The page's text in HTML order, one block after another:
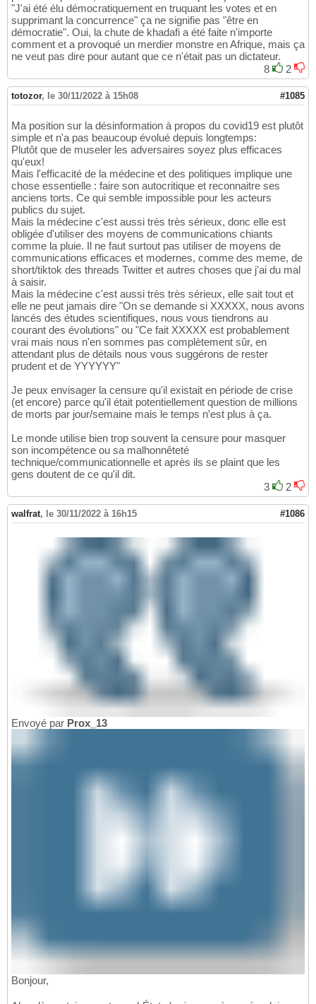
"J'ai été élu démocratiquement en truquant les votes et en
supprimant la concurrence" ça ne signifie pas "être en
démocratie". Oui, la chute de khadafi a été faite n'importe
comment et a provoqué un merdier monstre en Afrique, mais ça
ne veut pas dire pour autant que ce n'était pas un dictateur.
8
2
totozor, le 30/11/2022 à 15h08 #1085
Ma position sur la désinformation à propos du covid19 est plutôt
simple et n'a pas beaucoup évolué depuis longtemps:
Plutôt que de museler les adversaires soyez plus efficaces
qu'eux!
Mais l'efficacité de la médecine et des politiques implique une
chose essentielle : faire son autocritique et reconnaitre ses
anciens torts. Ce qui semble impossible pour les acteurs
publics du sujet.
Mais la médecine c'est aussi très très sérieux, donc elle est
obligée d'utiliser des moyens de communications chiants
comme la pluie. Il ne faut surtout pas utiliser de moyens de
communications efficaces et modernes, comme des meme, de
short/tiktok des threads Twitter et autres choses que j'ai du mal
à saisir.
Mais la médecine c'est aussi très très sérieux, elle sait tout et
elle ne peut jamais dire "On se demande si XXXXX, nous avons
lancés des études scientifiques, nous vous tiendrons au
courant des évolutions" ou "Ce fait XXXXX est probablement
vrai mais nous n'en sommes pas complètement sûr, en
attendant plus de détails nous vous suggérons de rester
prudent et de YYYYYY"
Je peux envisager la censure qu'il existait en période de crise
(et encore) parce qu'il était potentiellement question de millions
de morts par jour/semaine mais le temps n'est plus à ça.
Le monde utilise bien trop souvent la censure pour masquer
son incompétence ou sa malhonnêteté
technique/communicationnelle et après ils se plaint que les
gens doutent de ce qu'il dit.
3
2
walfrat, le 30/11/2022 à 16h15 #1086
Envoyé par Prox_13
Bonjour,